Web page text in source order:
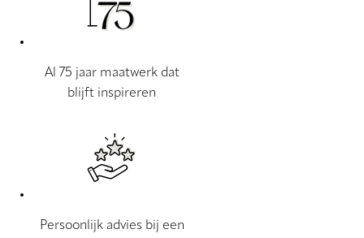
Al 75 jaar maatwerk dat
blijft inspireren
Persoonlijk advies bij een